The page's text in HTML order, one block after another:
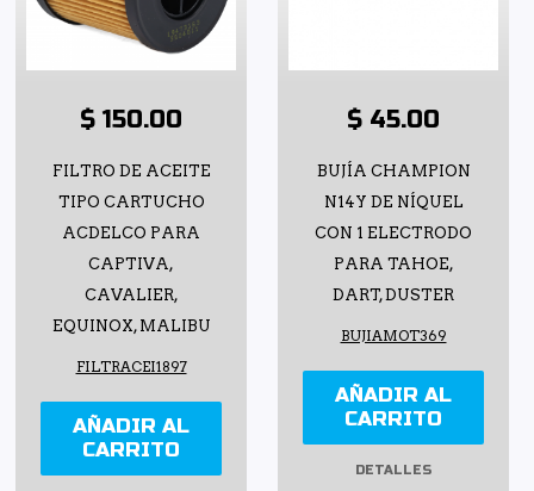
$ 150.00
FILTRO DE ACEITE
TIPO CARTUCHO
ACDELCO PARA
CAPTIVA,
CAVALIER,
EQUINOX, MALIBU
FILTRACEI1897
AÑADIR AL
CARRITO
$ 45.00
BUJÍA CHAMPION
N14Y DE NÍQUEL
CON 1 ELECTRODO
PARA TAHOE,
DART, DUSTER
BUJIAMOT369
AÑADIR AL
CARRITO
DETALLES